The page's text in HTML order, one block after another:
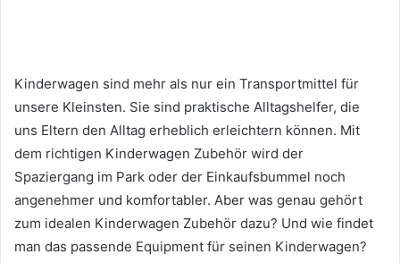
Kinderwagen sind mehr als nur ein Transportmittel für
unsere Kleinsten. Sie sind praktische Alltagshelfer, die
uns Eltern den Alltag erheblich erleichtern können. Mit
dem richtigen Kinderwagen Zubehör wird der
Spaziergang im Park oder der Einkaufsbummel noch
angenehmer und komfortabler. Aber was genau gehört
zum idealen Kinderwagen Zubehör dazu? Und wie findet
man das passende Equipment für seinen Kinderwagen?